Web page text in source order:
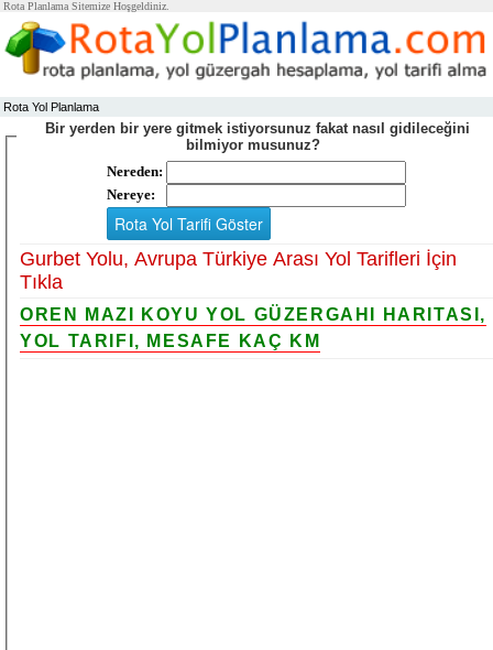
Rota Planlama Sitemize Hoşgeldiniz.
Rota Yol Planlama
Bir yerden bir yere gitmek istiyorsunuz fakat nasıl gidileceğini
bilmiyor musunuz?
Nereden:
Nereye:
Gurbet Yolu, Avrupa Türkiye Arası Yol Tarifleri İçin
Tıkla
OREN MAZI KOYU YOL GÜZERGAHI HARITASI,
YOL TARIFI, MESAFE KAÇ KM